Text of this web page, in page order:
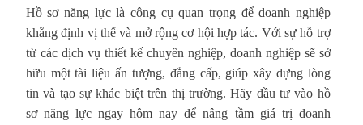
Hồ sơ năng lực là công cụ quan trọng để doanh nghiệp
khẳng định vị thế và mở rộng cơ hội hợp tác. Với sự hỗ trợ
từ các dịch vụ thiết kế chuyên nghiệp, doanh nghiệp sẽ sở
hữu một tài liệu ấn tượng, đẳng cấp, giúp xây dựng lòng
tin và tạo sự khác biệt trên thị trường. Hãy đầu tư vào hồ
sơ năng lực ngay hôm nay để nâng tầm giá trị doanh